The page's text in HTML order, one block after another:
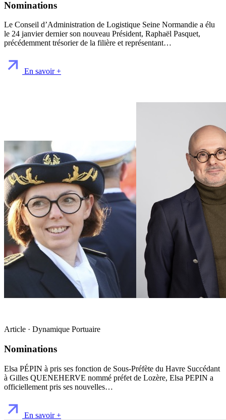
Nominations
Le Conseil d’Administration de Logistique Seine Normandie a élu
le 24 janvier dernier son nouveau Président, Raphaël Pasquet,
précédemment trésorier de la filière et représentant…
En savoir +
Article · Dynamique Portuaire
Nominations
Elsa PÉPIN à pris ses fonction de Sous-Préfète du Havre Succédant
à Gilles QUENEHERVE nommé préfet de Lozère, Elsa PEPIN a
officiellement pris ses nouvelles…
En savoir +